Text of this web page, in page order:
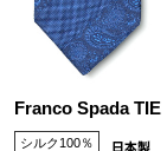
Franco Spada TIE
シルク100％